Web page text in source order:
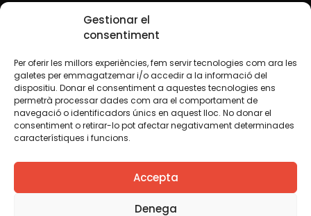
Gestionar el
consentiment
Per oferir les millors experiències, fem servir tecnologies com ara les
galetes per emmagatzemar i/o accedir a la informació del
dispositiu. Donar el consentiment a aquestes tecnologies ens
permetrà processar dades com ara el comportament de
navegació o identificadors únics en aquest lloc. No donar el
consentiment o retirar-lo pot afectar negativament determinades
característiques i funcions.
Accepta
Denega
Xarxes Socials
TWT YTB IG FB IN
Avís legalPolítica de cookies
Creiem que el coneixement s’ha de compartir. Per això
fem servir una llicència Creative Commons, llevat que en
algun material indiquem el contrari. Us animem a copiar,
redistribuir, remesclar o transformar i crear els continguts